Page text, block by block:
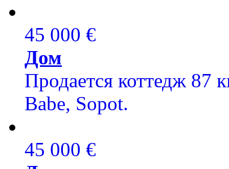
45 000 €
Дом
Продается коттедж 87
Babe, Sopot.
45 000 €